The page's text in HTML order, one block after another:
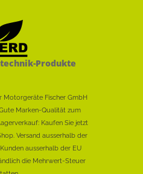
Produkte
Motorgeräte Fischer GmbH
Marken-Qualität zum
Kaufen Sie jetzt
Versand ausserhalb der
ausserhalb der EU
die Mehrwert-Steuer